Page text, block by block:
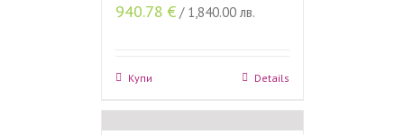
940.78 € / 1,840.00 лв.
Купи Details